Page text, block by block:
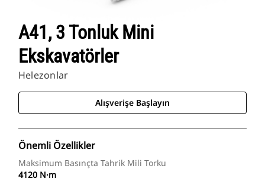
A41, 3 Tonluk Mini
Ekskavatörler
Helezonlar
Alışverişe Başlayın
Önemli Özellikler
Maksimum Basınçta Tahrik Mili Torku
4120 N·m